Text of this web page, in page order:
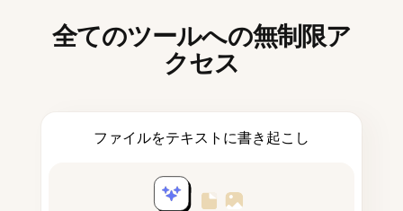
全てのツールへの無制限ア
クセス
ファイルをテキストに書き起こし